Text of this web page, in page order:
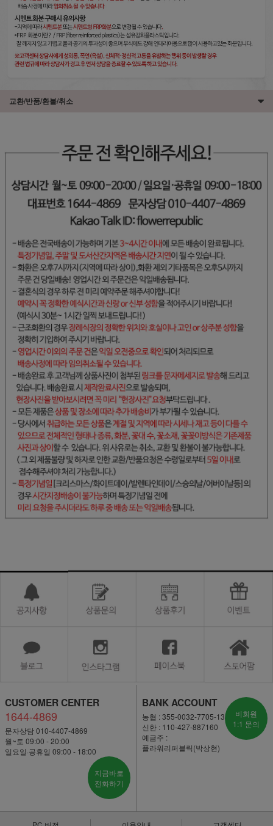
교환/반품/환불/취소
CUSTOMER CENTER
1644-4869
문자상담 010-4407-4869
월~토 09:00 - 20:00
일요일·공휴일 09:00 - 18:00
지금바로
전화하기
BANK ACCOUNT
농협 : 355-0032-7705-13
신한 : 110-427-887160
예금주 :
플라워리퍼블릭(박상현)
비회원
1:1 문의